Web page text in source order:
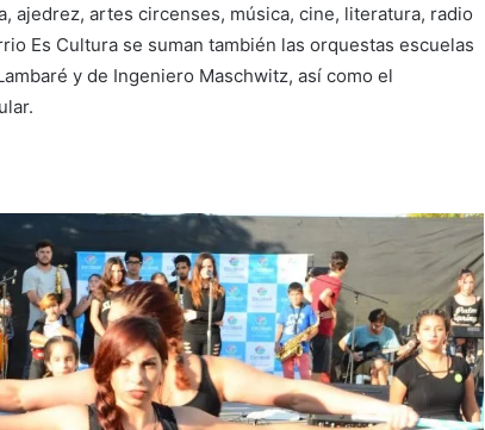
ajedrez, artes circenses, música, cine, literatura, radio
Es Cultura se suman también las orquestas escuelas
y de Ingeniero Maschwitz, así como el